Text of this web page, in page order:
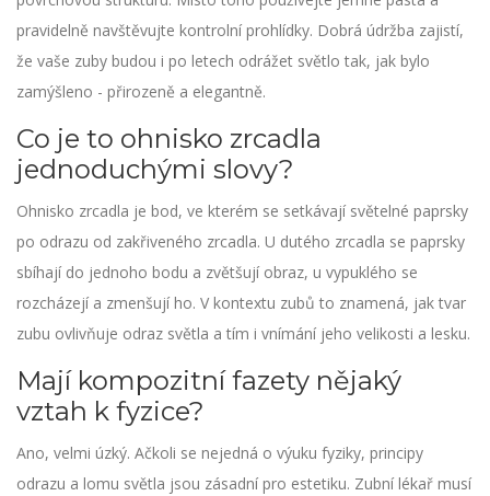
pravidelně navštěvujte kontrolní prohlídky. Dobrá údržba zajistí,
že vaše zuby budou i po letech odrážet světlo tak, jak bylo
zamýšleno - přirozeně a elegantně.
Co je to ohnisko zrcadla
jednoduchými slovy?
Ohnisko zrcadla je bod, ve kterém se setkávají světelné paprsky
po odrazu od zakřiveného zrcadla. U dutého zrcadla se paprsky
sbíhají do jednoho bodu a zvětšují obraz, u vypuklého se
rozcházejí a zmenšují ho. V kontextu zubů to znamená, jak tvar
zubu ovlivňuje odraz světla a tím i vnímání jeho velikosti a lesku.
Mají kompozitní fazety nějaký
vztah k fyzice?
Ano, velmi úzký. Ačkoli se nejedná o výuku fyziky, principy
odrazu a lomu světla jsou zásadní pro estetiku. Zubní lékař musí